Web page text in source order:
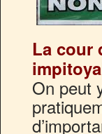
La cour
On peut